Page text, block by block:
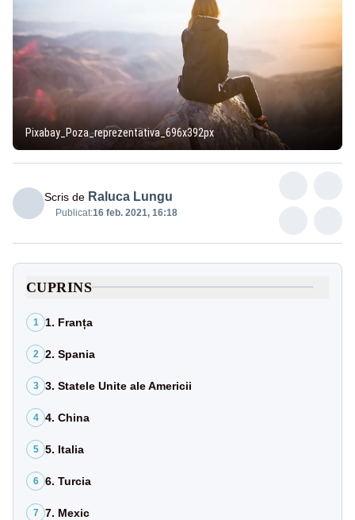
Pixabay_Poza_reprezentativa_696x392px
Scris de Raluca Lungu
Publicat:16 feb. 2021, 16:18
CUPRINS
1 1. Franța
2 2. Spania
3 3. Statele Unite ale Americii
4 4. China
5 5. Italia
6 6. Turcia
7 7. Mexic